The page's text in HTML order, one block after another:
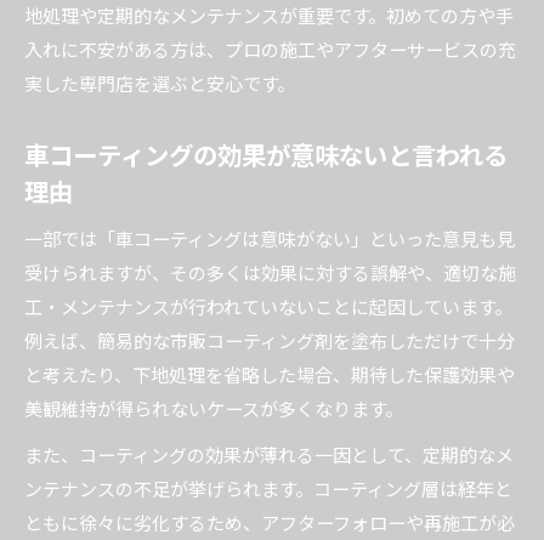
地処理や定期的なメンテナンスが重要です。初めての方や手
入れに不安がある方は、プロの施工やアフターサービスの充
実した専門店を選ぶと安心です。
車コーティングの効果が意味ないと言われる
理由
一部では「車コーティングは意味がない」といった意見も見
受けられますが、その多くは効果に対する誤解や、適切な施
工・メンテナンスが行われていないことに起因しています。
例えば、簡易的な市販コーティング剤を塗布しただけで十分
と考えたり、下地処理を省略した場合、期待した保護効果や
美観維持が得られないケースが多くなります。
また、コーティングの効果が薄れる一因として、定期的なメ
ンテナンスの不足が挙げられます。コーティング層は経年と
ともに徐々に劣化するため、アフターフォローや再施工が必